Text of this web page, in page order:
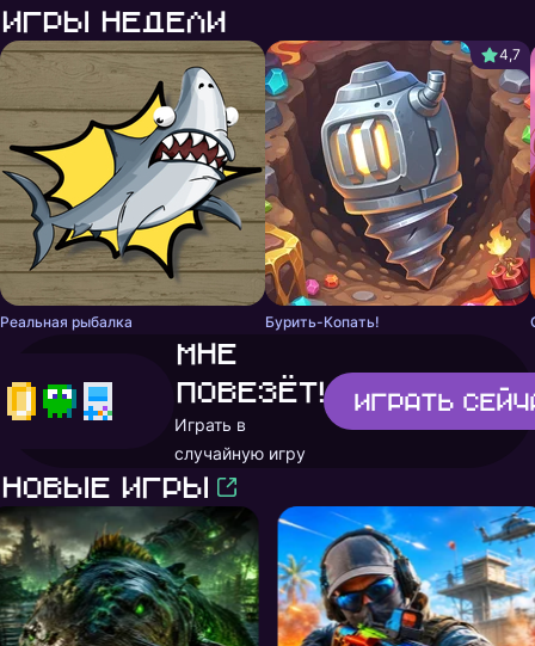
Игры недели
Реальная рыбалка
4,7
Бурить-Копать!
Мне
повезёт!
Играть в
случайную игру
Играть
Новые игры